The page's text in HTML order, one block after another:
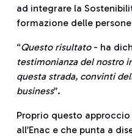
ad integrare la
formazione delle
“Questo risultato- ha
testimonianza del nostro
questa strada, convinti
business”.
Proprio questo
all’Enac e che punta a